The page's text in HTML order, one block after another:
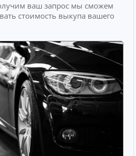
ваш запрос мы сможем
стоимость выкупа вашего